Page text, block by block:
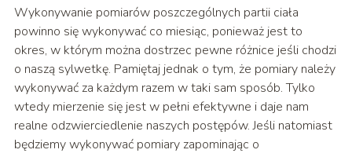
Wykonywanie pomiarów poszczególnych partii ciała
powinno się wykonywać co miesiąc, ponieważ jest to
okres, w którym można dostrzec pewne różnice jeśli chodzi
o naszą sylwetkę. Pamiętaj jednak o tym, że pomiary należy
wykonywać za każdym razem w taki sam sposób. Tylko
wtedy mierzenie się jest w pełni efektywne i daje nam
realne odzwierciedlenie naszych postępów. Jeśli natomiast
będziemy wykonywać pomiary zapominając o